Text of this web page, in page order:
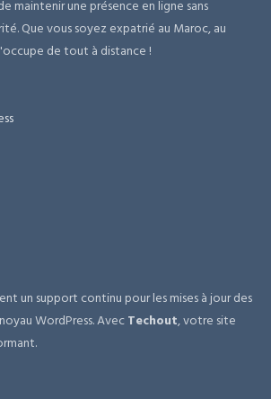
maintenir une présence en ligne sans
Que vous soyez expatrié au Maroc, au
de tout à distance !
un support continu pour les mises à jour des
WordPress. AvecTechout, votre site